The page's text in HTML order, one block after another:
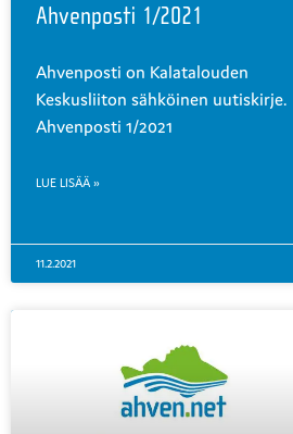
Ahvenposti 1/2021
Ahvenposti on Kalatalouden
Keskusliiton sähköinen uutiskirje.
Ahvenposti 1/2021
LUE LISÄÄ »
11.2.2021